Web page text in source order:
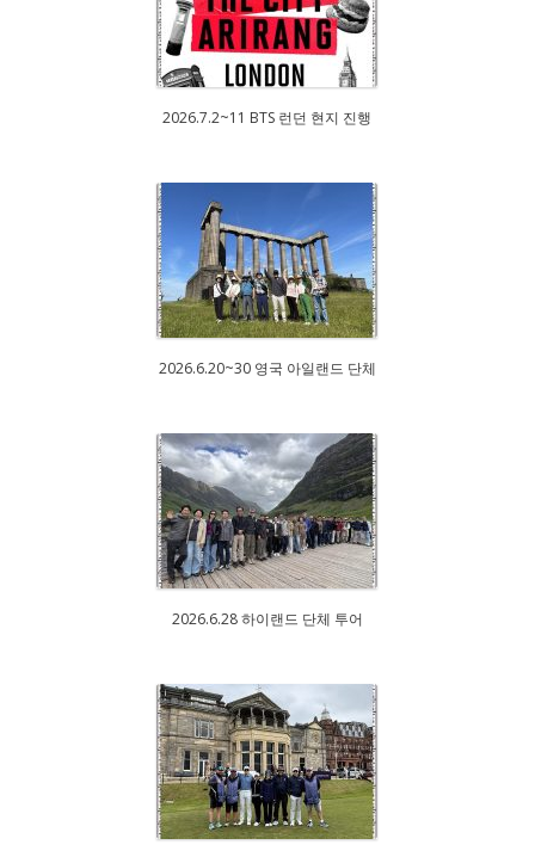
2026.7.2~11 BTS 런던 현지 진행
2026.6.20~30 영국 아일랜드 단체
2026.6.28 하이랜드 단체 투어